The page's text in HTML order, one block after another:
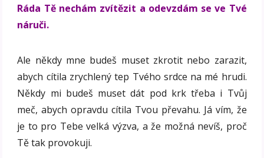
Ráda Tě nechám zvítězit a odevzdám se ve Tvé
náruči.
Ale někdy mne budeš muset zkrotit nebo zarazit,
abych cítila zrychlený tep Tvého srdce na mé hrudi.
Někdy mi budeš muset dát pod krk třeba i Tvůj
meč, abych opravdu cítila Tvou převahu. Já vím, že
je to pro Tebe velká výzva, a že možná nevíš, proč
Tě tak provokuji.